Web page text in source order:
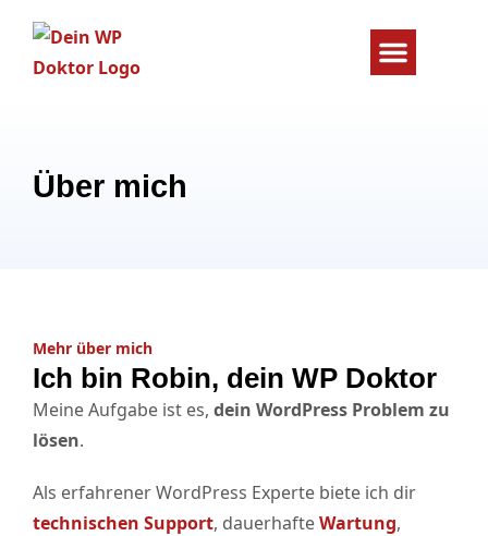
Über mich
Mehr über mich
Ich bin Robin, dein WP Doktor
Meine Aufgabe ist es, dein WordPress Problem zu
lösen.
Als erfahrener WordPress Experte biete ich dir
technischen Support, dauerhafteWartung,